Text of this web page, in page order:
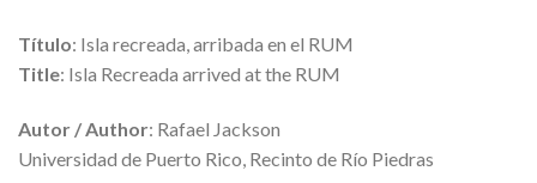
Título: Isla recreada, arribada en el RUM
Title: Isla Recreada arrived at the RUM
Autor / Author: Rafael Jackson
Universidad de Puerto Rico, Recinto de Río Piedras